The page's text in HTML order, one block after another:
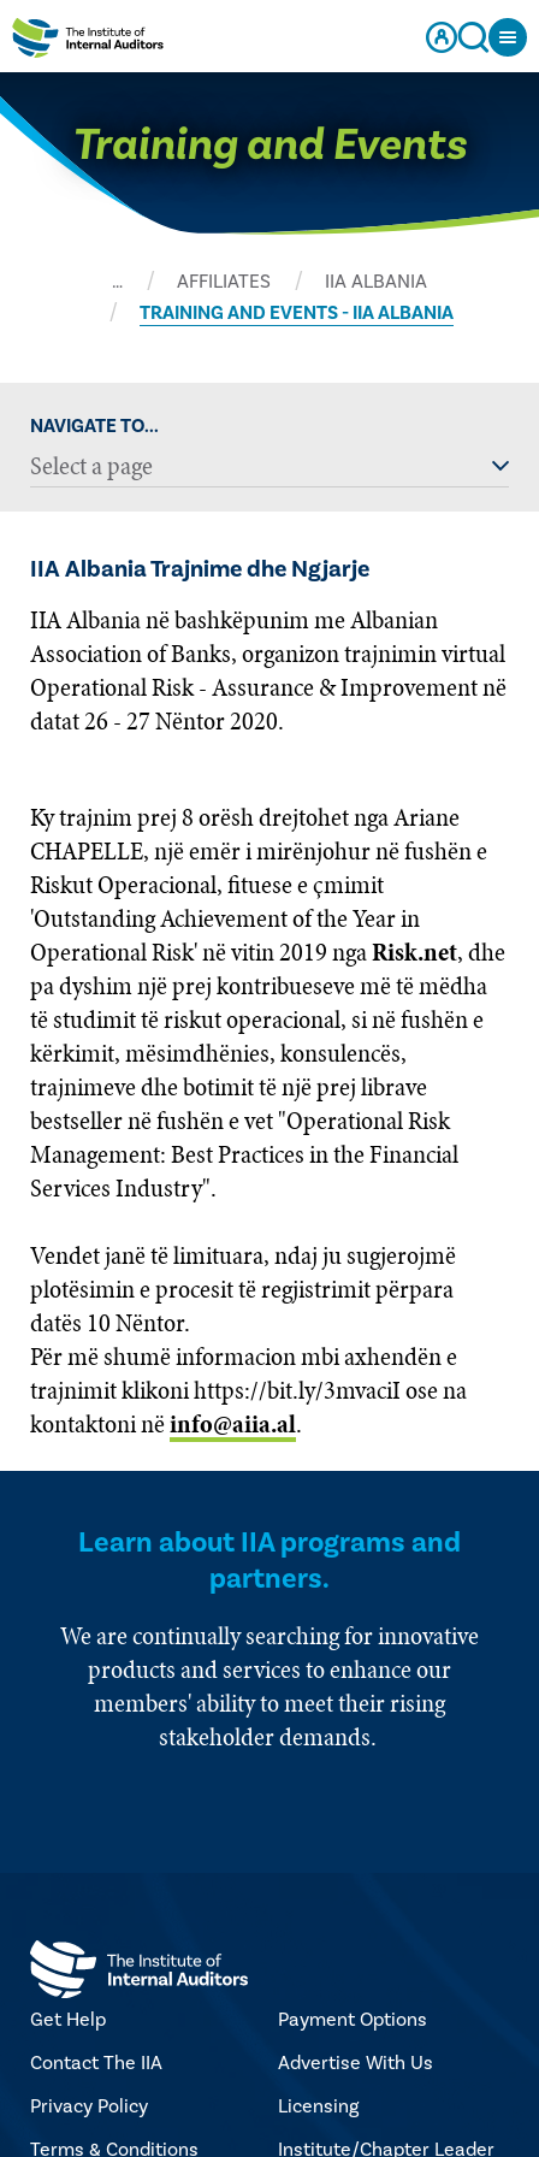
Training and Events
… AFFILIATES
IIA ALBANIA
TRAINING AND EVENTS - IIA ALBANIA
NAVIGATE TO...
Select a page
IIA Albania Trajnime dhe Ngjarje
IIA Albania në bashkëpunim me Albanian
Association of Banks, organizon trajnimin virtual
Operational Risk - Assurance & Improvement në
datat 26 - 27 Nëntor 2020.
Ky trajnim prej 8 orësh drejtohet nga Ariane
CHAPELLE, një emër i mirënjohur në fushën e
Riskut Operacional, fituese e çmimit
'Outstanding Achievement of the Year in
Operational Risk' në vitin 2019 ngaRisk.net, dhe
pa dyshim një prej kontribueseve më të mëdha
të studimit të riskut operacional, si në fushën e
kërkimit, mësimdhënies, konsulencës,
trajnimeve dhe botimit të një prej librave
bestseller në fushën e vet "Operational Risk
Management: Best Practices in the Financial
Services Industry".
Vendet janë të limituara, ndaj ju sugjerojmë
plotësimin e procesit të regjistrimit përpara
datës 10 Nëntor.
Për më shumë informacion mbi axhendën e
trajnimit klikoni https://bit.ly/3mvaciI ose na
kontaktoni nëinfo@aiia.al.
Learn about IIA programs and
partners.
We are continually searching for innovative
products and services to enhance our
members' ability to meet their rising
stakeholder demands.
Get Help
Contact The IIA
Privacy Policy
Terms & Conditions
Payment Options
Advertise With Us
Licensing
Institute/Chapter Leader